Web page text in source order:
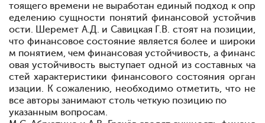
тоящего времени не выработан единый подход к опр
еделению сущности понятий финансовой устойчив
ости. Шеремет А.Д. и Савицкая Г.В. стоят на позиции,
что финансовое состояние является более и широки
м понятием, чемфинансовая устойчивость, а финанс
овая устойчивость выступает одной из составных ча
стей характеристики финансовогосостояния орган
изации. Ксожалению, необходимоотметить, что не
все авторы занимают столь четкую позицию по
указанным вопросам.